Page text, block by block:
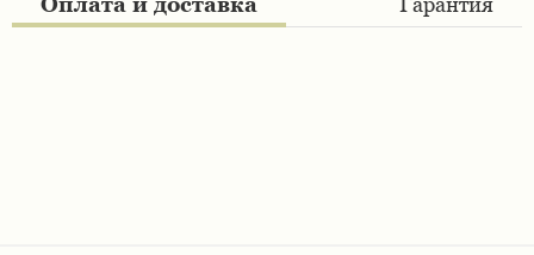
Ремешки 26 мм